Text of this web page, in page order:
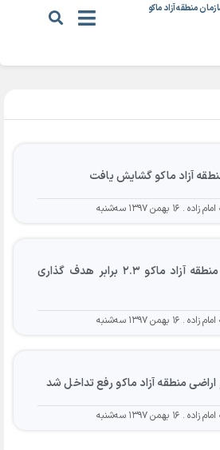
منطقه آزاد ماکو
آزاد ماکو گشایش یافت
زاده ۱۶ بهمن ۱۳۹۷ سه‌شنبه
اشتغال ایجاد شده در منطقه آزاد ماکو ۲.۳ برابر هدف گذاری
زاده ۱۶ بهمن ۱۳۹۷ سه‌شنبه
زاده ۱۶ بهمن ۱۳۹۷ سه‌شنبه